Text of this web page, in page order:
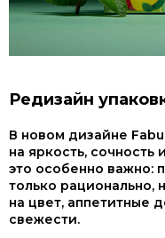
Редизайн
В новом дизайне
на яркость, сочность
это особенно важно:
только рационально,
на цвет, аппетитные
свежести.